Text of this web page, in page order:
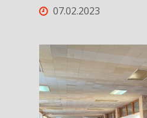
07.02.2023